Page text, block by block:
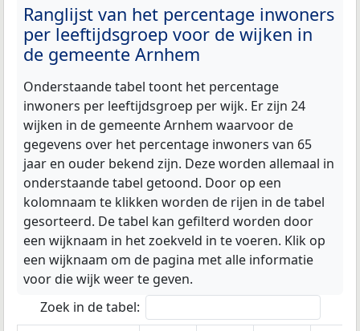
Ranglijst van het percentage inwoners
per leeftijdsgroep voor de wijken in
de gemeente Arnhem
Onderstaande tabel toont het percentage
inwoners per leeftijdsgroep per wijk. Er zijn 24
wijken in de gemeente Arnhem waarvoor de
gegevens over het percentage inwoners van 65
jaar en ouder bekend zijn. Deze worden allemaal in
onderstaande tabel getoond. Door op een
kolomnaam te klikken worden de rijen in de tabel
gesorteerd. De tabel kan gefilterd worden door
een wijknaam in het zoekveld in te voeren. Klik op
een wijknaam om de pagina met alle informatie
voor die wijk weer te geven.
Zoek in de tabel: